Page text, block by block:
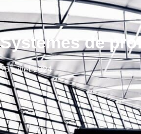
Systèmes de
25 juillet 2024